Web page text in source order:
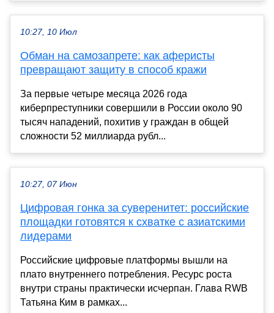
10:27, 10 Июл
Обман на самозапрете: как аферисты
превращают защиту в способ кражи
За первые четыре месяца 2026 года
киберпреступники совершили в России около 90
тысяч нападений, похитив у граждан в общей
сложности 52 миллиарда рубл...
10:27, 07 Июн
Цифровая гонка за суверенитет: российские
площадки готовятся к схватке с азиатскими
лидерами
Российские цифровые платформы вышли на
плато внутреннего потребления. Ресурс роста
внутри страны практически исчерпан. Глава RWB
Татьяна Ким в рамках...